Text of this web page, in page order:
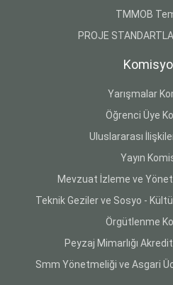
TMMOB
PROJE
Yarışmalar
Öğrenci Üye
Uluslararası
Yayın
Mevzuat İzleme ve
Teknik Geziler ve Sosyo -
Örgütlenme
Peyzaj Mimarlığı
Smm Yönetmeliği ve Asgari